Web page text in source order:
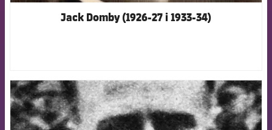
Jack Domby (1926-27 i 1933-34)
FCB Barcelona badge